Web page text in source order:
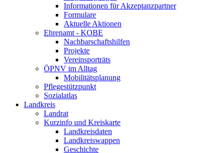
Informationen für Akzeptanzpartner
Formulare
Aktuelle Aktionen
Ehrenamt - KOBE
Nachbarschaftshilfen
Projekte
Vereinsporträts
ÖPNV im Alltag
Mobilitätsplanung
Pflegestützpunkt
Sozialatlas
Landkreis
Landrat
Kurzinfo und Kreiskarte
Landkreisdaten
Landkreiswappen
Geschichte